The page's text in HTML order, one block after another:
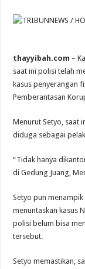
thayyibah.com –
saat ini polisi telah
kasus penyerangan
Pemberantasan
Menurut Setyo, saat
diduga sebagai
“Tidak hanya
di Gedung Juang,
Setyo pun
menuntaskan kasus
polisi belum bisa
tersebut.
Setyo memastikan,